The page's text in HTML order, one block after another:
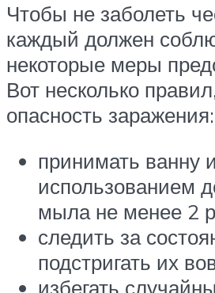
Чтобы не заболеть
каждый должен
некоторые меры
Вот несколько
опасность заражения:
принимать ванну
использованием
мыла не менее 2
следить за
подстригать их
избегать